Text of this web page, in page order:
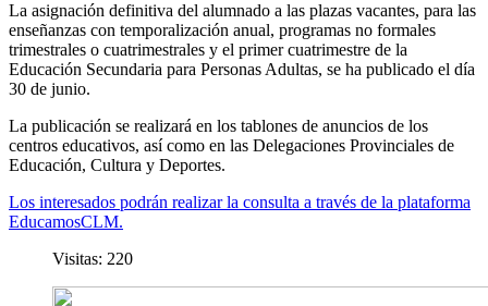
La asignación definitiva del alumnado a las plazas vacantes, para las
enseñanzas con temporalización anual, programas no formales
trimestrales o cuatrimestrales y el primer cuatrimestre de la
Educación Secundaria para Personas Adultas, se ha publicado el día
30 de junio.
La publicación se realizará en los tablones de anuncios de los
centros educativos, así como en las Delegaciones Provinciales de
Educación, Cultura y Deportes.
Los interesados podrán realizar la consulta a través de la plataforma
EducamosCLM.
Visitas: 220